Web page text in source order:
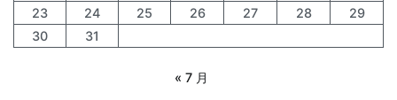
23
24 25 26 27 28
29
30
31
« 7 月